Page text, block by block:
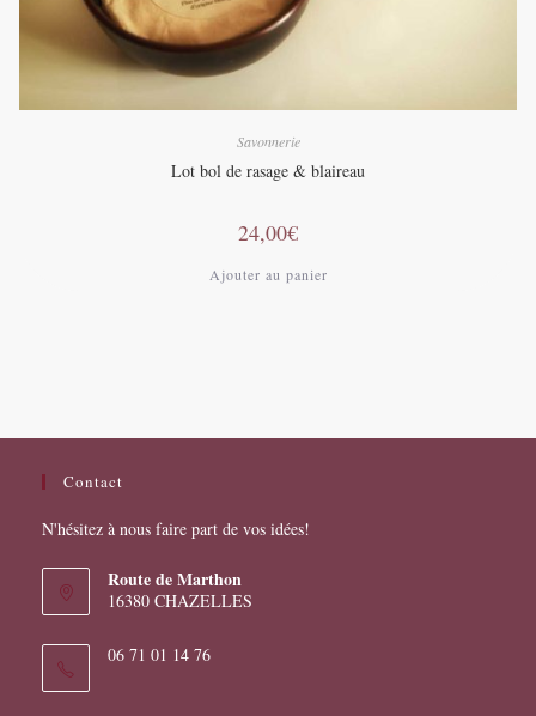
Savonnerie
Lot bol de rasage & blaireau
24,00€
Ajouter au panier
Contact
N'hésitez à nous faire part de vos idées!
Route de Marthon
16380 CHAZELLES
06 71 01 14 76